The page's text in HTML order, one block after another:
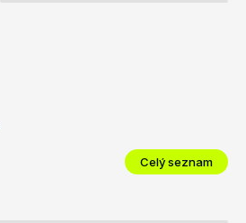
Celý seznam